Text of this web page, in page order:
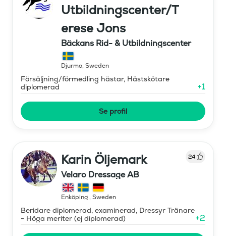
Utbildningscenter/T
erese Jons
Bäckans Rid- & Utbildningscenter
Djurmo, Sweden
Försäljning/förmedling hästar, Hästskötare
diplomerad
+1
Se profil
Karin Öljemark 24
Velaro Dressage AB
Enköping, Sweden
Beridare diplomerad, examinerad, Dressyr Tränare
- Höga meriter (ej diplomerad)
+2